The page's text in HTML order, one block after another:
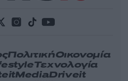
ΠολιτικήΟικονομία
Τεχνολογία
MediaDriveit